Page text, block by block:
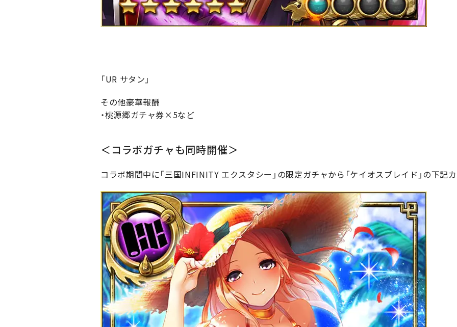
「UR サタン」
その他豪華報酬
・桃源郷ガチャ券×5など
＜コラボガチャも同時開催＞
コラボ期間中に「三国INFINITY エクスタシー」の限定ガチャから「ケイオスブレイド」の下記